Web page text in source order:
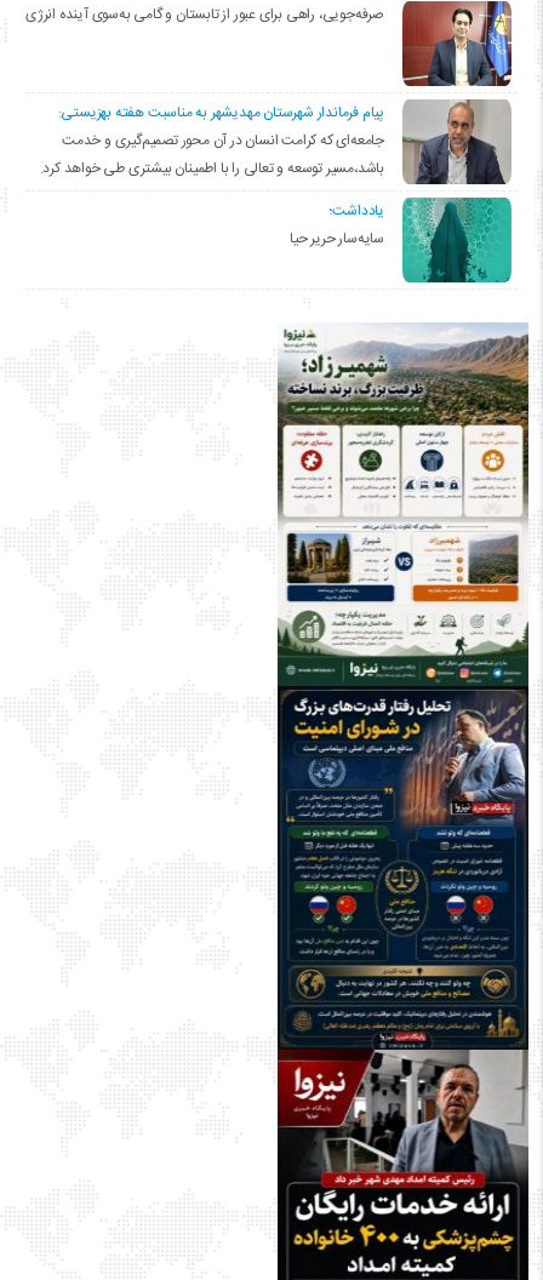
صرفه‌جویی، راهی برای عبور از تابستان و گامی به‌سوی آینده انرژی
پیام فرماندار شهرستان مهدیشهر به مناسبت هفته بهزیستی:
جامعه‌ای که کرامت انسان در آن محور تصمیم‌گیری و خدمت
باشد،مسیر توسعه و تعالی را با اطمینان بیشتری طی خواهد کرد.
یادداشت؛
سایه‌سار حریر حیا